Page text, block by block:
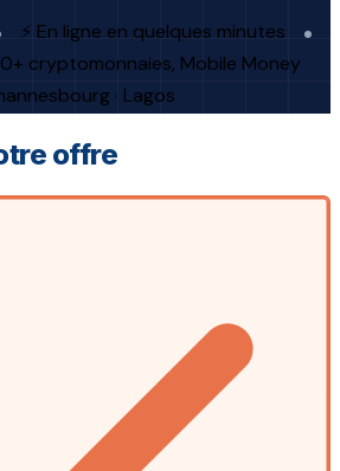
⚡ En ligne en quelques minutes
cryptomonnaies, Mobile Money
· Lagos
offre